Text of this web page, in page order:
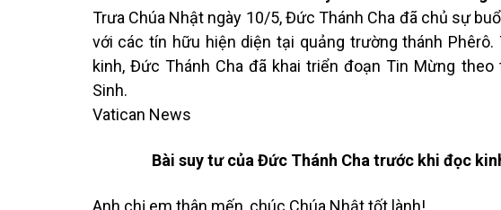
Trưa Chúa Nhật ngày 10/5, Đức Thánh Cha đã chủ sự
với các tín hữu hiện diện tại quảng trường thánh
kinh, Đức Thánh Cha đã khai triển đoạn Tin Mừng theo
Sinh.
Vatican News
Bài suy tư của Đức Thánh Cha trước khi đọc
Anh chị em thân mến, chúc Chúa Nhật tốt lành!